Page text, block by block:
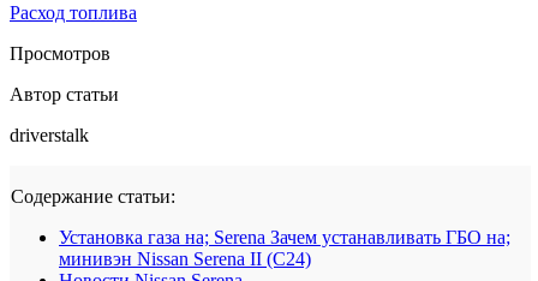
Расход топлива
Просмотров
Автор статьи
driverstalk
Содержание статьи:
Установка газа на; Serena Зачем устанавливать ГБО на;
минивэн Nissan Serena II (C24)